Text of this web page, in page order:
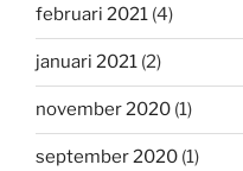
februari 2021 (4)
januari 2021 (2)
november 2020 (1)
september 2020 (1)